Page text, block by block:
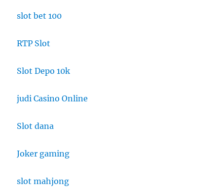
slot bet 100
RTP Slot
Slot Depo 10k
judi Casino Online
Slot dana
Joker gaming
slot mahjong